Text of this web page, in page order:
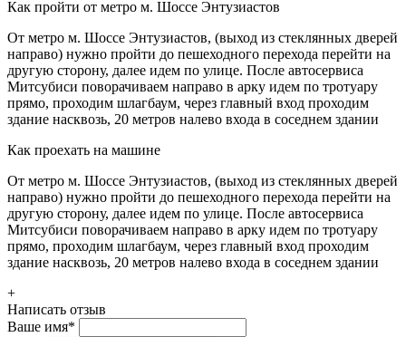
Как пройти от метро м. Шоссе Энтузиастов
От метро м. Шоссе Энтузиастов, (выход из стеклянных дверей
направо) нужно пройти до пешеходного перехода перейти на
другую сторону, далее идем по улице. После автосервиса
Митсубиси поворачиваем направо в арку идем по тротуару
прямо, проходим шлагбаум, через главный вход проходим
здание насквозь, 20 метров налево входа в соседнем здании
Как проехать на машине
От метро м. Шоссе Энтузиастов, (выход из стеклянных дверей
направо) нужно пройти до пешеходного перехода перейти на
другую сторону, далее идем по улице. После автосервиса
Митсубиси поворачиваем направо в арку идем по тротуару
прямо, проходим шлагбаум, через главный вход проходим
здание насквозь, 20 метров налево входа в соседнем здании
+
Написать отзыв
Ваше имя*